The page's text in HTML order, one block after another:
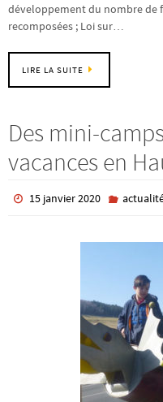
développement du nombre de
recomposées ; Loi sur…
LIRE LA SUITE
Des mini-
vacances en
15 janvier 2020